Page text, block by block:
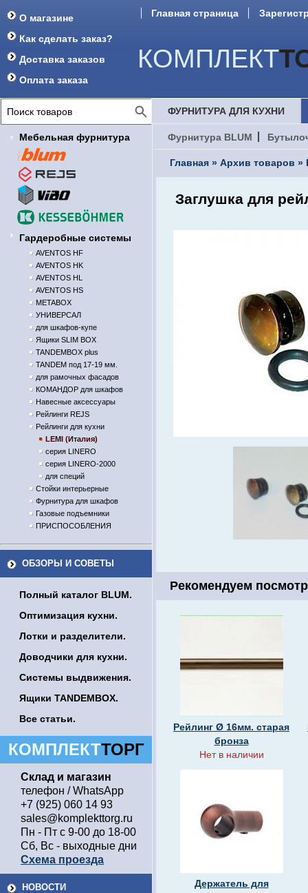
О магазине
Как сделать заказ?
Доставка заказов
Оплата заказа
Главная страница
КОМПЛЕКТ
Мебельная фурнитура
Гардеробные системы
AVENTOS HF
AVENTOS HK
AVENTOS HL
AVENTOS HS
METABOX
УНИВЕРСАЛ
для шкафов-купе
Ящики SLIM BOX
TANDEMBOX plus
TANDEM под 17-19 мм.
для рамочных фасадов
КОМАНДОР для шкафов
Навесные аксессуары
Рейлинги REJS
Рейлинги для кухни
LEMI (Италия)
серия LINERO
серия LINERO-2000
для специй
Стойки интерьерные
Фурнитура для шкафов
Газовые подъемники
ПРИСПОСОБЛЕНИЯ
ОБЗОРЫ И СОВЕТЫ
Полный каталог BLUM.
Оптимизация кухни.
Лотки и разделители.
Доводчики для кухни.
Системы выдвижения.
Ящики TANDEMBOX.
Все статьи.
КОМПЛЕКТТОРГ
Склад и магазин
телефон / WhatsApp
+7 (925) 060 14 93
sales@komplekttorg.ru
Пн - Пт с 9-00 до 18-00
Сб, Вс - выходные дни
Схема проезда
НОВОСТИ
ФУРНИТУРА ДЛЯ КУХНИ
Фурнитура BLUM
Главная » Архив товаров »
Заглушка для
Рекомендуем
Рейлинг Ø 16мм. старая
бронза
Нет в наличии
Держатель для